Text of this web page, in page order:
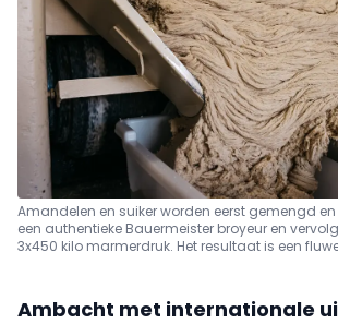
Amandelen en suiker worden eerst gemengd
een authentieke Bauermeister broyeur en
3x450 kilo marmerdruk. Het resultaat is een
Ambacht met internationale